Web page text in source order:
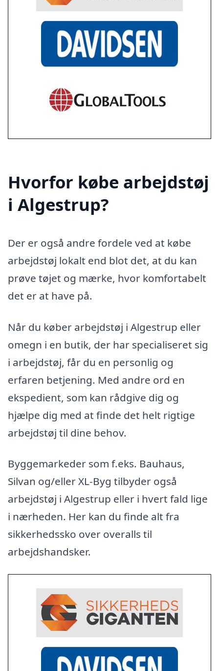
Hvorfor købe arbejdstøj
i Algestrup?
Der er også andre fordele ved at købe
arbejdstøj lokalt end blot det, at du kan
prøve tøjet og mærke, hvor komfortabelt
det er at have på.
Når du køber arbejdstøj i Algestrup eller
omegn i en butik, der har specialiseret sig
i arbejdstøj, får du en personlig og
erfaren betjening. Med andre ord en
ekspedient, som kan rådgive dig og
hjælpe dig med at finde det helt rigtige
arbejdstøj til dine behov.
Byggemarkeder som f.eks. Bauhaus,
Silvan og/eller XL-Byg tilbyder også
arbejdstøj i Algestrup eller i hvert fald lige
i nærheden. Her kan du finde alt fra
sikkerhedssko over overalls til
arbejdshandsker.